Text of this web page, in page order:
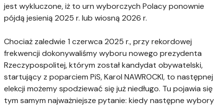
jest wykluczone, iż to urn wyborczych Polacy ponownie
pójdą jesienią 2025 r. lub wiosną 2026 r.
Chociaż zaledwie 1 czerwca 2025 r., przy rekordowej
frekwencji dokonywaliśmy wyboru nowego prezydenta
Rzeczypospolitej, którym został kandydat obywatelski,
startujący z poparciem PiS, Karol NAWROCKI, to następnej
elekcji możemy spodziewać się już niedługo. Tu pojawia się
tym samym najważniejsze pytanie: kiedy następne wybory